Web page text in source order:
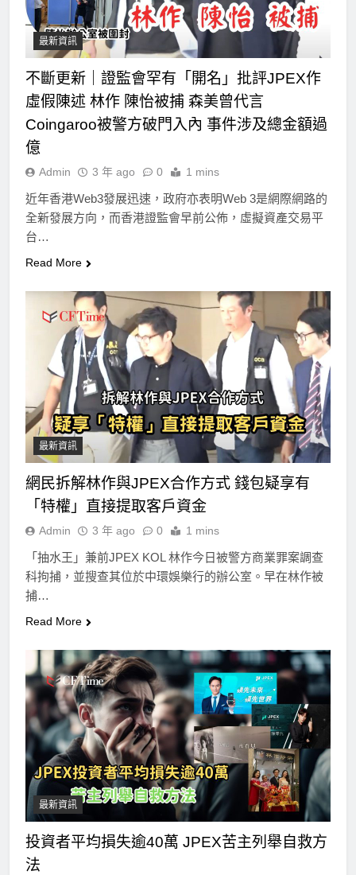
最新資訊
不斷更新｜證監會罕有「開名」批評JPEX作
虛假陳述 林作 陳怡被捕 森美曾代言
Coingaroo被警方破門入內 事件涉及總金額過
億
Admin 3 年 ago 0 1 mins
近年香港Web3發展迅速，政府亦表明Web 3是網際網路的
全新發展方向，而香港證監會早前公佈，虛擬資產交易平
台…
Read More
最新資訊
網民拆解林作與JPEX合作方式 錢包疑享有
「特權」直接提取客戶資金
Admin 3 年 ago 0 1 mins
「抽水王」兼前JPEX KOL 林作今日被警方商業罪案調查
科拘捕，並搜查其位於中環娛樂行的辦公室。早在林作被
捕…
Read More
最新資訊
投資者平均損失逾40萬 JPEX苦主列舉自救方
法